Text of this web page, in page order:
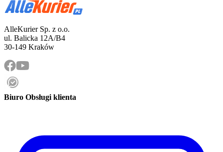
AlleKurier Sp. z o.o.
ul. Balicka 12A/B4
30-149 Kraków
Biuro Obsługi klienta